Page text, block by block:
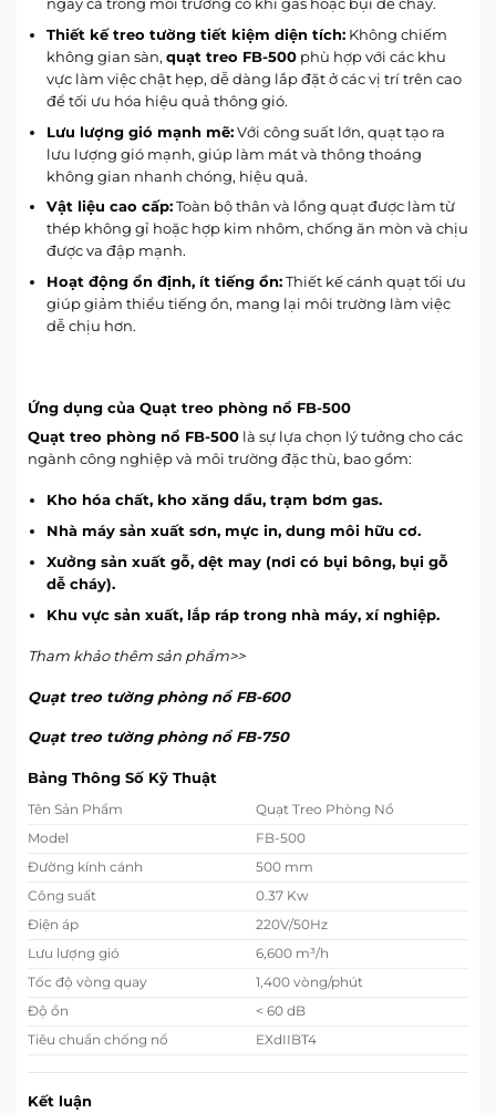
Thiết kế treo tường tiết kiệm diện tích:Không chiếm
không gian sàn, quạt treo FB-500phù hợp với các khu
vực làm việc chật hẹp, dễ dàng lắp đặt ở các vị trí trên cao
để tối ưu hóa hiệu quả thông gió.
Lưu lượng gió mạnh mẽ:Với công suất lớn, quạt tạo ra
lưu lượng gió mạnh, giúp làm mát và thông thoáng
không gian nhanh chóng, hiệu quả.
Vật liệu cao cấp:Toàn bộ thân và lồng quạt được làm từ
thép không gỉ hoặc hợp kim nhôm, chống ăn mòn và chịu
được va đập mạnh.
Hoạt động ổn định, ít tiếng ồn:Thiết kế cánh quạt tối ưu
giúp giảm thiểu tiếng ồn, mang lại môi trường làm việc
dễ chịu hơn.
Ứng dụng của Quạt treo phòng nổ FB-500
Quạt treo phòng nổ FB-500 là sự lựa chọn lý tưởng cho các
ngành công nghiệp và môi trường đặc thù, bao gồm:
Kho hóa chất, kho xăng dầu, trạm bơm gas.
Nhà máy sản xuất sơn, mực in, dung môi hữu cơ.
Xưởng sản xuất gỗ, dệt may (nơi có bụi bông, bụi gỗ
dễ cháy).
Khu vực sản xuất, lắp ráp trong nhà máy, xí nghiệp.
Tham khảo thêm sản phẩm>>
Quạt treo tường phòng nổ FB-600
Quạt treo tường phòng nổ FB-750
Bảng Thông Số Kỹ Thuật
Tên Sản Phẩm
Quạt Treo Phòng Nổ
Model
FB-500
Đường kính cánh
500 mm
Công suất
0.37 Kw
Điện áp
220V/50Hz
Lưu lượng gió
6,600 m³/h
Tốc độ vòng quay
1,400 vòng/phút
Độ ồn
< 60 dB
Tiêu chuẩn chống nổ
EXdIIBT4
Kết luận